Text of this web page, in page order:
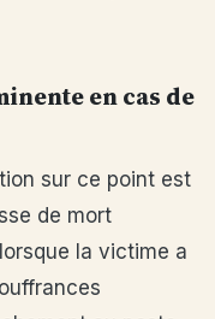
en cas de
sur ce point est
de mort
la victime a